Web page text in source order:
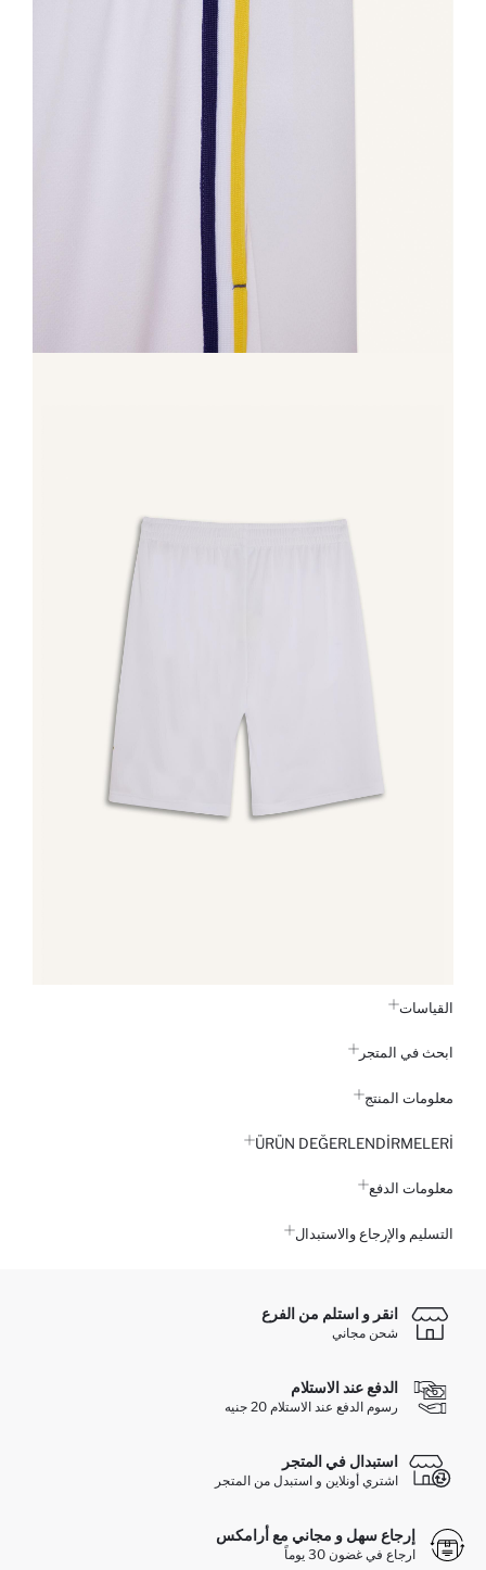
القياسات
ابحث في المتجر
معلومات المنتج
ÜRÜN DEĞERLENDİRMELERİ
معلومات الدفع
التسليم والإرجاع والاستبدال
انقر و استلم من الفرع
شحن مجاني
الدفع عند الاستلام
رسوم الدفع عند الاستلام 20 جنيه
استبدال في المتجر
اشتري أونلاين و استبدل من المتجر
إرجاع سهل و مجاني مع أرامكس
ارجاع في غضون 30 يوماً